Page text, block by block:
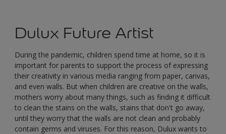
Dulux Future Artist
During the pandemic, children spend time at home, so it is
important for parents to support the process of expressing
their creativity in various media ranging from paper, canvas,
and even walls. But when children are creative on the walls,
mothers worry about many things, such as finding it difficult
to clean the stains on the walls, stains that don't go away,
until they worry that the walls are not clean and probably
contain germs and viruses. For this reason, Dulux wants to